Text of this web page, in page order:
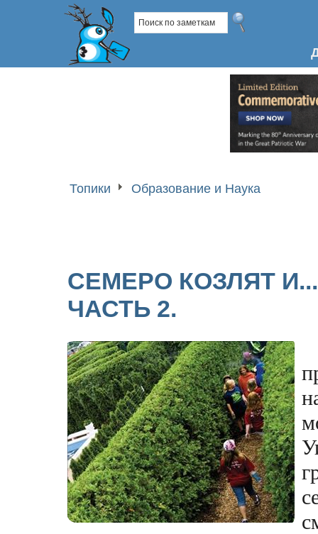
Топики Образование и Наука
СЕМЕРО КОЗЛЯТ
ЧАСТЬ 2.